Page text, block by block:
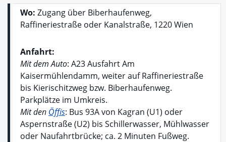
Wo: Zugang über Biberhaufenweg,
Raffineriestraße oder Kanalstraße, 1220 Wien
Anfahrt:
Mit dem Auto: A23 Ausfahrt Am
Kaisermühlendamm, weiter auf Raffineriestraße
bis Kierischitzweg bzw. Biberhaufenweg.
Parkplätze im Umkreis.
Mit den Öffis: Bus 93A von Kagran (U1) oder
Aspernstraße (U2) bis Schillerwasser, Mühlwasser
oder Naufahrtbrücke; ca. 2 Minuten Fußweg.